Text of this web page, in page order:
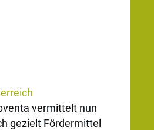
vermittelt nun
gezielt Fördermittel